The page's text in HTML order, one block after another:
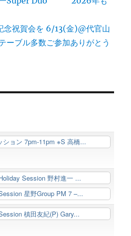
念祝賀会を 6/13(金)@代官山
ーブル多数ご参加ありがとう
ション 7pm-11pm ※S 高橋...
Session 野村進一 ...
星野Group PM 7 –...
槙田友紀(P) Gary...